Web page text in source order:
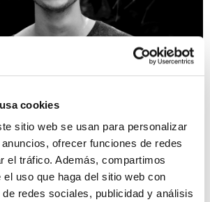
cookies
sitio web se usan para personalizar
ofrecer funciones de redes
el tráfico. Además, compartimos
el uso que haga del sitio web con
redes sociales, publicidad y análisis
¿En qué
el proceso?
las donaciones de órganos o
Gracias al carácter solidario
somos el país que más donaciones
Te contamos […]